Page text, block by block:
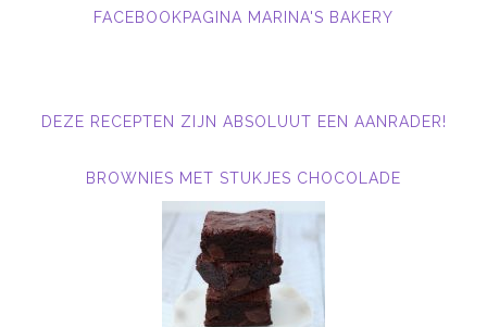
FACEBOOKPAGINA MARINA'S BAKERY
DEZE RECEPTEN ZIJN ABSOLUUT EEN AANRADER!
BROWNIES MET STUKJES CHOCOLADE